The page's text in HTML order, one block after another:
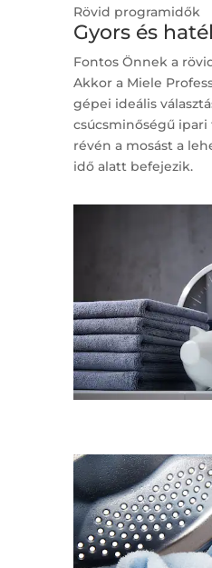
Rövid programidők
Gyors és
Fontos Önnek a
Akkor a Miele
gépei ideális
csúcsminőségű
révén a mosást a
idő alatt befejezik.